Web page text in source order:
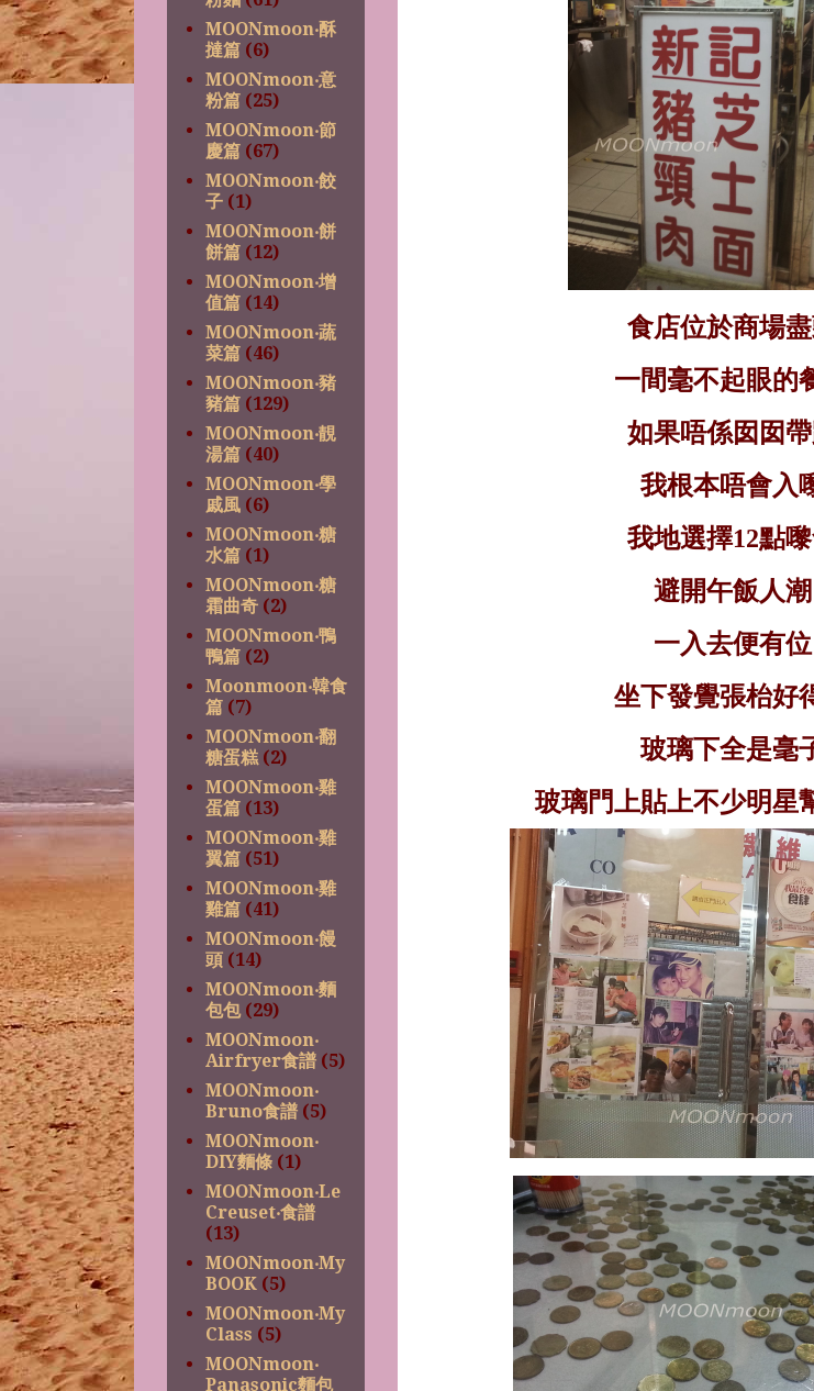
食店位於商場
一間毫不起眼的
如果唔係囡囡
我根本唔會入
我地選擇12點
避開午飯人潮
一入去便有位
坐下發覺張枱好
玻璃下全是毫
玻璃門上貼上不少明星
MOONmoon‧酥
撻篇 (6)
MOONmoon‧意
粉篇 (25)
MOONmoon‧節
慶篇 (67)
MOONmoon‧餃
子 (1)
MOONmoon‧餅
餅篇 (12)
MOONmoon‧增
值篇 (14)
MOONmoon‧蔬
菜篇 (46)
MOONmoon‧豬
豬篇 (129)
MOONmoon‧靚
湯篇 (40)
MOONmoon‧學
戚風 (6)
MOONmoon‧糖
水篇 (1)
MOONmoon‧糖
霜曲奇 (2)
MOONmoon‧鴨
鴨篇 (2)
Moonmoon‧韓食
篇 (7)
MOONmoon‧翻
糖蛋糕 (2)
MOONmoon‧雞
蛋篇 (13)
MOONmoon‧雞
翼篇 (51)
MOONmoon‧雞
雞篇 (41)
MOONmoon‧饅
頭 (14)
MOONmoon‧麵
包包 (29)
MOONmoon‧
Airfryer食譜 (5)
MOONmoon‧
Bruno食譜 (5)
MOONmoon‧
DIY麵條 (1)
MOONmoon‧Le
Creuset‧食譜
(13)
MOONmoon‧My
BOOK (5)
MOONmoon‧My
Class (5)
MOONmoon‧
Panasonic麵包